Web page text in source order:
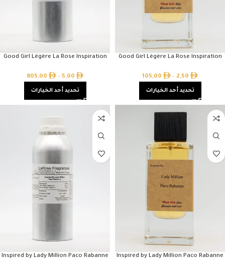
Good Girl Légère La Rose Inspiration
2,50
–
105,00
تحديد أحد الخيارات
Good Girl Légère La Rose Inspiration
5,00
–
805,00
تحديد أحد الخيارات
Inspired by Lady Million Paco Rabanne
Inspired by Lady Million Paco Rabanne